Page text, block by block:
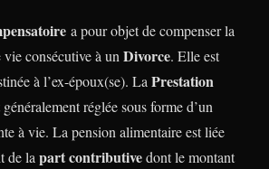
a pour objet de compenser la
vie consécutive à unDivorce. Elle est
à l’ex-époux(se). LaPrestation
généralement réglée sous forme d’un
à vie. La pension alimentaire est liée
de lapart contributivedont le montant